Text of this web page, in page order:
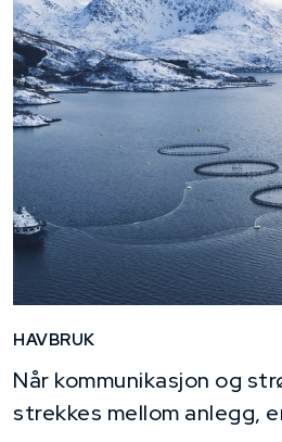
HAVBRUK
Når kommunikasjon og
strekkes mellom anlegg,